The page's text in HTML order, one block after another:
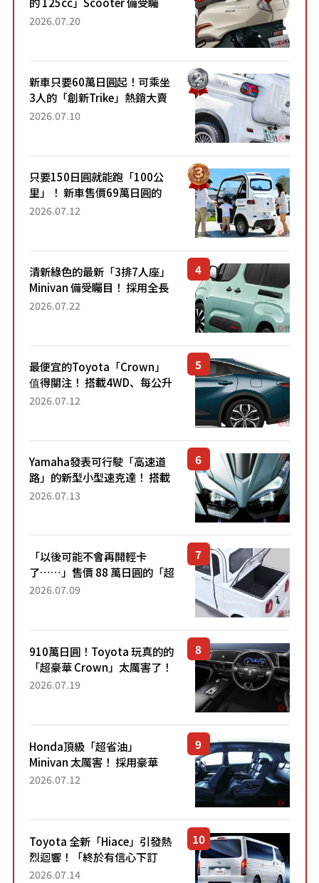
目！採用全新流線設計與各項
2026.07.20
新車只要60萬日圓起！可乘坐
3人的「創新Trike」熱銷大賣
成為人氣車款！「養車成本真
2026.07.10
只要150日圓就能跑「100公
里」！ 新車售價69萬日圓的
「3人座」Trike大受歡迎！ 順
2026.07.12
清新綠色的最新「3排7人座」
Minivan 備受矚目！ 採用全長
4.7公尺剛剛好的車身尺寸與
2026.07.22
最便宜的Toyota「Crown」
值得關注！ 搭載4WD、每公升
22.4公里低油耗表現超亮眼！
2026.07.12
Yamaha發表可行駛「高速道
路」的新型小型速克達！ 搭載
能享受超強勁「渦輪感」的動
2026.07.13
「以後可能不會再開輕卡
了……」售價 88 萬日圓的「超
迷你輕型貨車」引發兩極評
了！...
2026.07.09
910萬日圓！Toyota 玩真的的
「超豪華 Crown」太厲害了！
採用由「匠人技藝」打造的
2026.07.19
Honda頂級「超省油」
Minivan 太厲害！ 採用豪華
「真皮座椅」與專屬「黑色內
「三...
2026.07.12
Toyota 全新「Hiace」引發熱
烈迴響！「終於有信心下訂
了！」「哪個等級交車最
2026.07.14